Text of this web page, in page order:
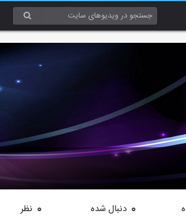
0 دنبال شده 0 نظر